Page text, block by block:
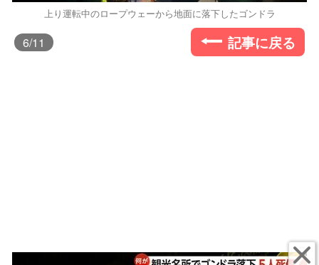
上り運転中のロープウェーから地面に落下したゴンドラ
6/11 記事に戻る